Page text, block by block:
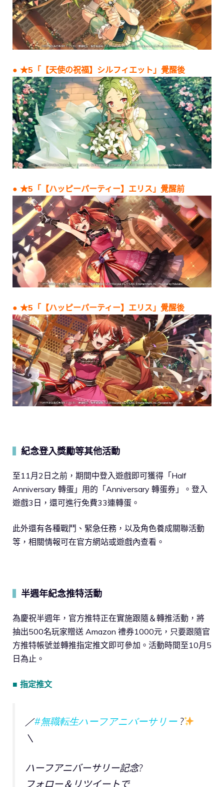
● ★5「【天使の祝福】シルフィエット」覺醒後
● ★5「【ハッピーパーティー】エリス」覺醒前
● ★5「【ハッピーパーティー】エリス」覺醒後
紀念登入獎勵等其他活動
至11月2日之前，期間中登入遊戲即可獲得「Half
Anniversary 轉蛋」用的「Anniversary 轉蛋券」。登入
遊戲3日，還可進行免費33連轉蛋。
此外還有各種戰鬥、緊急任務，以及角色養成關聯活動
等，相關情報可在官方網站或遊戲內查看。
半週年紀念推特活動
為慶祝半週年，官方推特正在實施跟隨＆轉推活動，將
抽出500名玩家贈送 Amazon 禮券1000元，只要跟隨官
方推特帳號並轉推指定推文即可參加。活動時間至10月5
日為止。
■ 指定推文
／#無職転生ハーフアニバーサリー?
＼
ハーフアニバーサリー記念?
フォロー＆リツイートで